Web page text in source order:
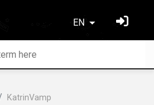
EN
KatrinVamp